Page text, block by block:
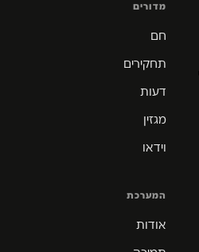
מדורים
חם
תחקירים
דעות
מגזין
וידאו
המערכת
אודות